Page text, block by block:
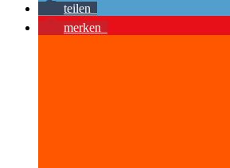
teilen
merken